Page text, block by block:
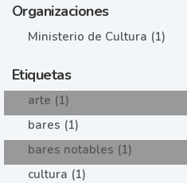
Organizaciones
Ministerio de Cultura (1)
Etiquetas
arte (1)
bares (1)
bares notables (1)
cultura (1)